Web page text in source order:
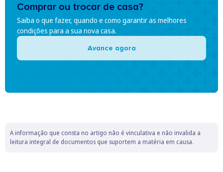
Comprar ou trocar de casa?
Saiba o que fazer, quando e como garantir as melhores
condições para a sua nova casa.
Avance agora
A informação que consta no artigo não é vinculativa e não invalida a
leitura integral de documentos que suportem a matéria em causa.